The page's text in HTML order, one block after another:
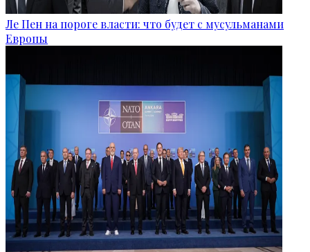
Ле Пен на пороге власти: что будет с мусульманами
Европы